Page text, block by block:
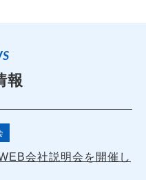
報
会社説明会を開催し